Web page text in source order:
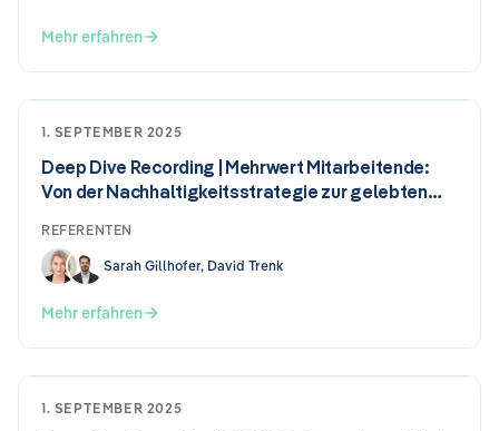
Mehr erfahren
1. SEPTEMBER 2025
Deep Dive Recording | Mehrwert Mitarbeitende:
Von der Nachhaltigkeitsstrategie zur gelebten
REFERENTEN
Sarah Gillhofer, David Trenk
Mehr erfahren
1. SEPTEMBER 2025